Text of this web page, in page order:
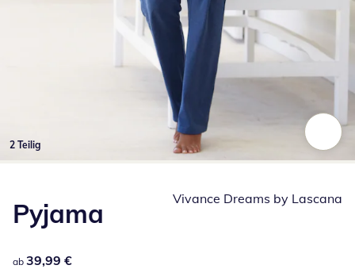
2 Teilig
Pyjama
39,99 €
ab 39,99 €
Vivance Dreams by Lascana